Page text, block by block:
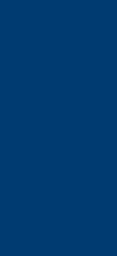
ofertam
é um formato do